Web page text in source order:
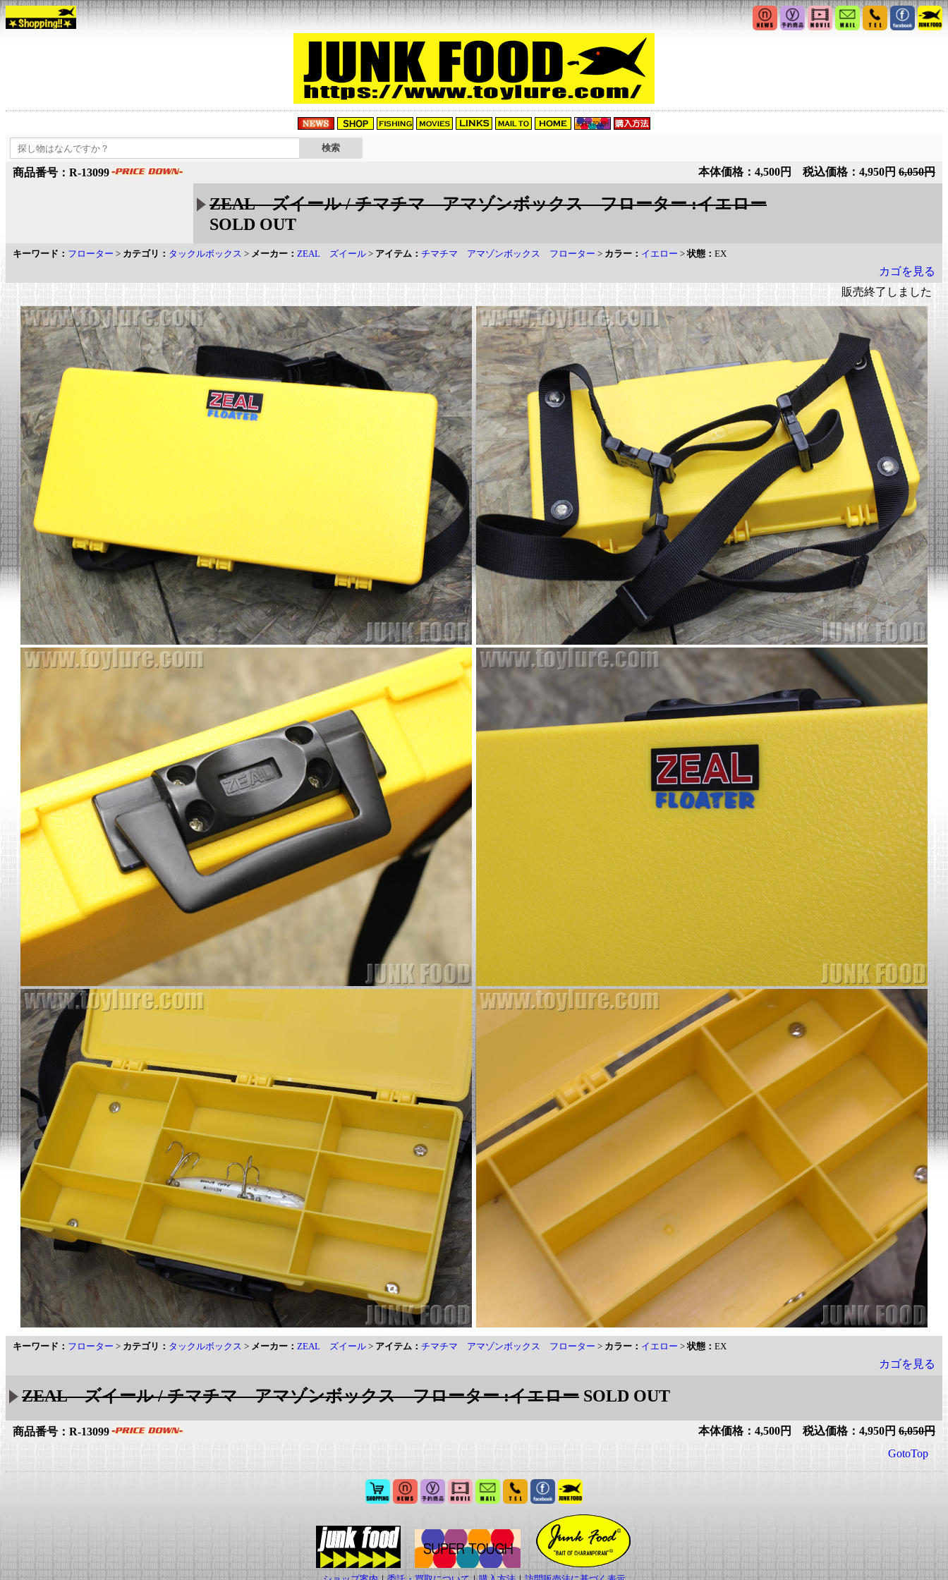
商品番号：R-13099 本体価格：4,500円 税込価格：4,950円 6,050円
ZEAL ズイール / チマチマ アマゾンボックス フローター :イエロー
SOLD OUT
キーワード： フローター > カテゴリ： タックルボックス > メーカー： ZEAL ズイール > アイテム： チマチマ アマゾンボックス フローター > カラー： イエロー >状態： EX
カゴを見る
販売終了しました
キーワード： フローター > カテゴリ： タックルボックス > メーカー： ZEAL ズイール > アイテム： チマチマ アマゾンボックス フローター > カラー： イエロー >状態： EX
カゴを見る
ZEAL ズイール / チマチマ アマゾンボックス フローター :イエロー SOLD OUT
商品番号：R-13099 本体価格：4,500円 税込価格：4,950円 6,050円
GotoTop